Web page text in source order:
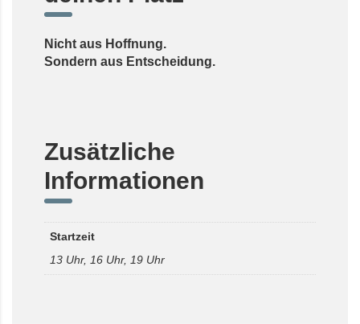
Nicht aus Hoffnung.
Sondern aus Entscheidung.
Zusätzliche
Informationen
Startzeit
13 Uhr, 16 Uhr, 19 Uhr